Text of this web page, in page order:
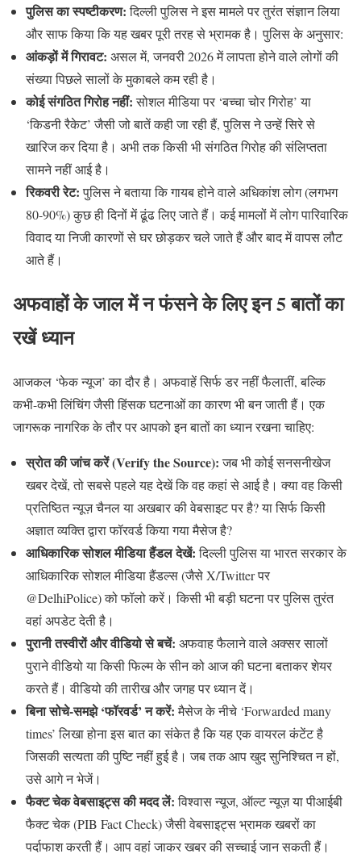
पुलिस का स्पष्टीकरण:दिल्ली पुलिस ने इस मामले पर तुरंत संज्ञान लिया
और साफ किया कि यह खबर पूरी तरह से भ्रामक है। पुलिस के अनुसार:
आंकड़ों में गिरावट: असल में, जनवरी 2026 में लापता होने वाले लोगों की
संख्या पिछले सालों के मुकाबले कम रही है।
कोई संगठित गिरोह नहीं:सोशल मीडिया पर ‘बच्चा चोर गिरोह’ या
‘किडनी रैकेट’ जैसी जो बातें कही जा रही हैं, पुलिस ने उन्हें सिरे से
खारिज कर दिया है। अभी तक किसी भी संगठित गिरोह की संलिप्तता
सामने नहीं आई है।
रिकवरी रेट:पुलिस ने बताया कि गायब होने वाले अधिकांश लोग (लगभग
80-90%) कुछ ही दिनों में ढूंढ लिए जाते हैं। कई मामलों में लोग पारिवारिक
विवाद या निजी कारणों से घर छोड़कर चले जाते हैं और बाद में वापस लौट
आते हैं।
अफवाहों के जाल में न फंसने के लिए इन 5 बातों का
रखें ध्यान
आजकल ‘फेक न्यूज’ का दौर है। अफवाहें सिर्फ डर नहीं फैलातीं, बल्कि
कभी-कभी लिंचिंग जैसी हिंसक घटनाओं का कारण भी बन जाती हैं। एक
जागरूक नागरिक के तौर पर आपको इन बातों का ध्यान रखना चाहिए:
स्रोत की जांच करें (Verify the Source):जब भी कोई सनसनीखेज
खबर देखें, तो सबसे पहले यह देखें कि वह कहां से आई है। क्या वह किसी
प्रतिष्ठित न्यूज़ चैनल या अखबार की वेबसाइट पर है? या सिर्फ किसी
अज्ञात व्यक्ति द्वारा फॉरवर्ड किया गया मैसेज है?
आधिकारिक सोशल मीडिया हैंडल देखें:दिल्ली पुलिस या भारत सरकार के
आधिकारिक सोशल मीडिया हैंडल्स (जैसे X/Twitter पर
@DelhiPolice) को फॉलो करें। किसी भी बड़ी घटना पर पुलिस तुरंत
वहां अपडेट देती है।
पुरानी तस्वीरों और वीडियो से बचें: अफवाह फैलाने वाले अक्सर सालों
पुराने वीडियो या किसी फिल्म के सीन को आज की घटना बताकर शेयर
करते हैं। वीडियो की तारीख और जगह पर ध्यान दें।
बिना सोचे-समझे ‘फॉरवर्ड’ न करें:मैसेज के नीचे ‘Forwarded many
times’ लिखा होना इस बात का संकेत है कि यह एक वायरल कंटेंट है
जिसकी सत्यता की पुष्टि नहीं हुई है। जब तक आप खुद सुनिश्चित न हों,
उसे आगे न भेजें।
फैक्ट चेक वेबसाइट्स की मदद लें:विश्वास न्यूज, ऑल्ट न्यूज़ या पीआईबी
फैक्ट चेक (PIB Fact Check) जैसी वेबसाइट्स भ्रामक खबरों का
पर्दाफाश करती हैं। आप वहां जाकर खबर की सच्चाई जान सकती हैं।